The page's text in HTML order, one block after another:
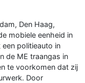
Den Haag,
mobiele eenheid in
politieauto in
de ME traangas in
te voorkomen dat zij
Door